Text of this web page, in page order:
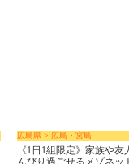
広島県 > 広島・宮島
《1日1組限定》家族や友
んびり過ごせるメゾネッ